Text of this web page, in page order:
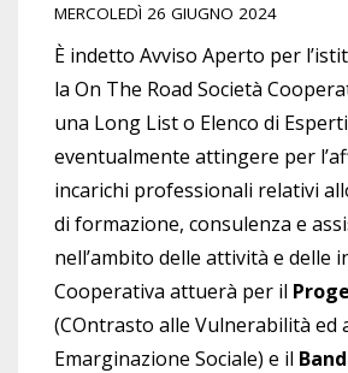
MERCOLEDÌ 26 GIUGNO 2024
È indetto Avviso Aperto per
la On The Road Società
una Long List o Elenco di
eventualmente attingere per
incarichi professionali relativi
di formazione, consulenza e
nell’ambito delle attività e delle
Cooperativa attuerà per il
(COntrasto alle Vulnerabilità ed
Emarginazione Sociale) e il